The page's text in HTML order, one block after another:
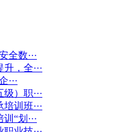
全数···
，全···
···
）职···
训班···
“划···